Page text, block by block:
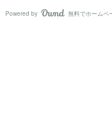
Powered by AmebaOwnd
無料でホームペ